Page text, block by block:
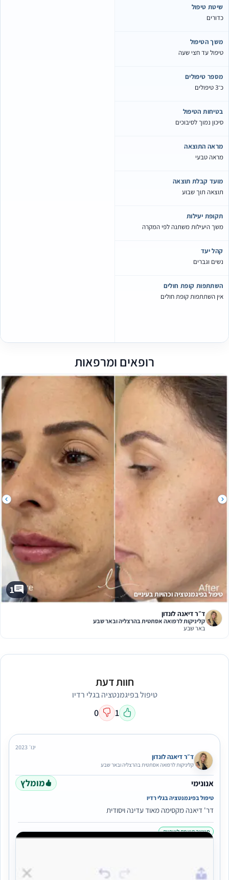
שיטת טיפול
כדורים
משך הטיפול
טיפול עד חצי שעה
מספר טיפולים
כ־3 טיפולים
בטיחות הטיפול
סיכון נמוך לסיבוכים
מראה התוצאה
מראה טבעי
מועד קבלת תוצאה
תוצאה תוך שבוע
תקופת יעילות
משך היעילות משתנה לפי המקרה
קהל יעד
נשים וגברים
השתתפות קופת חולים
אין השתתפות קופת חולים
רופאים ומרפאות
טיפול בפיגמנטציה וכהויות בעיניים 1
ד״ר דיאנה לונדון
קליניקות לרפואה אסתטית בהרצליה ובאר שבע
באר שבע
חוות דעת
טיפול בפיגמנטציה בגלי רדיו
1
0
ינו׳ 2023
ד״ר דיאנה לונדון
קליניקות לרפואה אסתטית בהרצליה ובאר שבע
אנונימי מומלץ
טיפול בפיגמנטציה בגלי רדיו
דר' דיאנה מקסימה מאוד עדינה ויסודית
תוצאה תואמת לציפיות